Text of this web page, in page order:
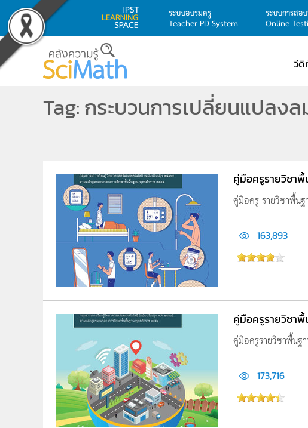
Skip to main content
ระบบอบรมครู
Teacher PD System
ระบบการสอ
Online
วี
Tag: กระบวนการเปลี่ยนแปลง
คู่มือครูรายวิชา
คู่มือครู รายวิชาพื้น
163,893
คู่มือครูรายวิชาพื้
คู่มือครูรายวิชาพื้นฐ
173,716